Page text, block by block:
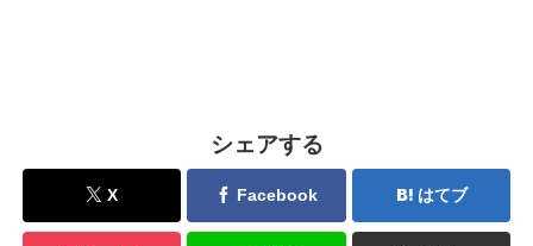
シェアする
X Facebook はてブ